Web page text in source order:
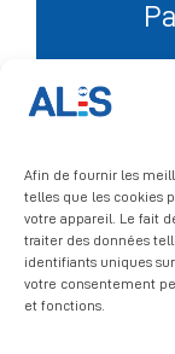
Afin de fournir les
telles que les cookies
votre appareil. Le fait
traiter des données
identifiants uniques
votre consentement
et fonctions.